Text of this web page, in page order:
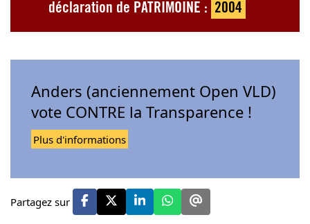
déclaration de PATRIMOINE : 2004
Anders (anciennement Open VLD)
vote CONTRE la Transparence !
Plus d'informations
Partagez sur